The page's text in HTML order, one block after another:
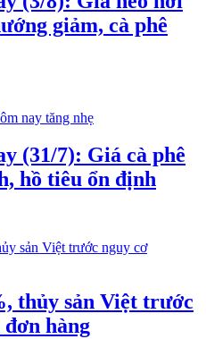
giảm, cà phê
(31/7): Giá cà phê
hồ tiêu ổn định
thủy sản Việt trước
hàng